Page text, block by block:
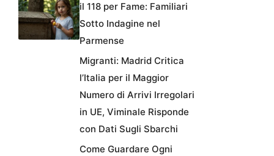
il 118 per Fame: Familiari
Sotto Indagine nel
Parmense
Migranti: Madrid Critica
l’Italia per il Maggior
Numero di Arrivi Irregolari
in UE, Viminale Risponde
con Dati Sugli Sbarchi
Come Guardare Ogni